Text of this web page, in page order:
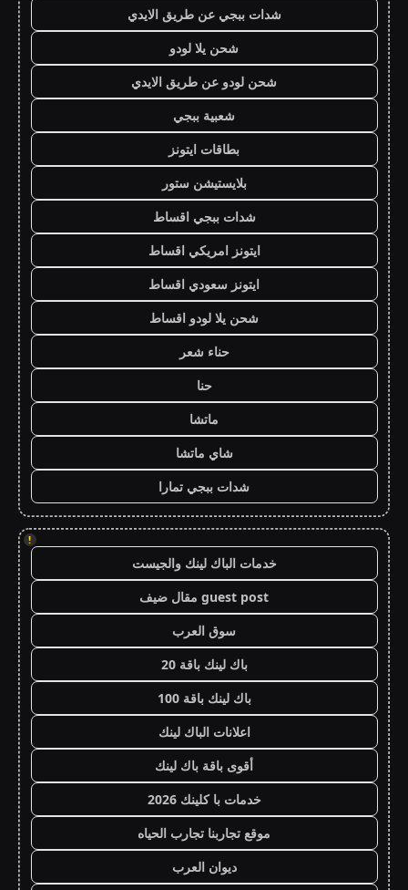
شدات ببجي عن طريق الايدي
شحن يلا لودو
شحن لودو عن طريق الايدي
شعبية ببجي
بطاقات ايتونز
بلايستيشن ستور
شدات ببجي اقساط
ايتونز امريكي اقساط
ايتونز سعودي اقساط
شحن يلا لودو اقساط
حناء شعر
حنا
ماتشا
شاي ماتشا
شدات ببجي تمارا
!
خدمات الباك لينك والجيست
guest post مقال ضيف
سوق العرب
باك لينك باقة 20
باك لينك باقة 100
اعلانات الباك لينك
أقوى باقة باك لينك
خدمات با كلينك 2026
موقع تجاربنا تجارب الحياه
ديوان العرب